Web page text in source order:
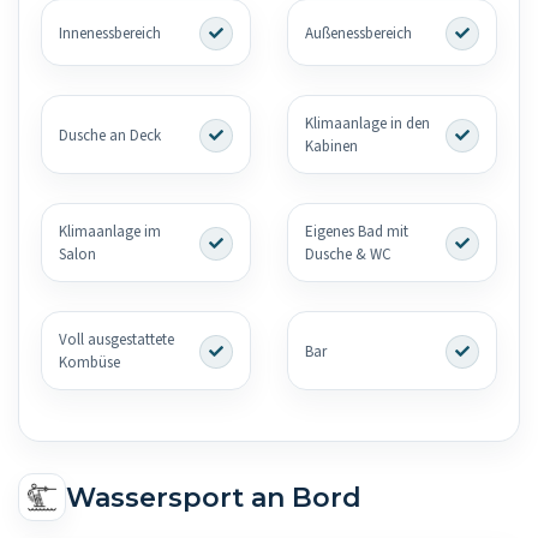
Innenessbereich Außenessbereich
Dusche an Deck
Klimaanlage in den
Kabinen
Klimaanlage im
Salon
Eigenes Bad mit
Dusche & WC
Voll ausgestattete
Kombüse
Bar
Wassersport an Bord